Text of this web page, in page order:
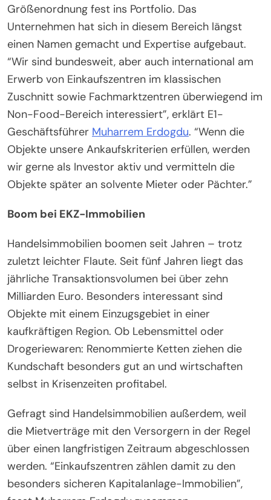
Größenordnung fest ins Portfolio. Das
Unternehmen hat sich in diesem Bereich längst
einen Namen gemacht und Expertise aufgebaut.
“Wir sind bundesweit, aber auch international am
Erwerb von Einkaufszentren im klassischen
Zuschnitt sowie Fachmarktzentren überwiegend im
Non-Food-Bereich interessiert”, erklärt E1-
Geschäftsführer Muharrem Erdogdu. “Wenn die
Objekte unsere Ankaufskriterien erfüllen, werden
wir gerne als Investor aktiv und vermitteln die
Objekte später an solvente Mieter oder Pächter.”
Boom bei EKZ-Immobilien
Handelsimmobilien boomen seit Jahren – trotz
zuletzt leichter Flaute. Seit fünf Jahren liegt das
jährliche Transaktionsvolumen bei über zehn
Milliarden Euro. Besonders interessant sind
Objekte mit einem Einzugsgebiet in einer
kaufkräftigen Region. Ob Lebensmittel oder
Drogeriewaren: Renommierte Ketten ziehen die
Kundschaft besonders gut an und wirtschaften
selbst in Krisenzeiten profitabel.
Gefragt sind Handelsimmobilien außerdem, weil
die Mietverträge mit den Versorgern in der Regel
über einen langfristigen Zeitraum abgeschlossen
werden. “Einkaufszentren zählen damit zu den
besonders sicheren Kapitalanlage-Immobilien”,